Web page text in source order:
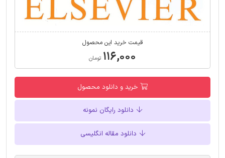
قیمت خرید این محصول
۱۱۶,۰۰۰ تومان
خرید و دانلود محصول
دانلود رایگان نمونه
دانلود مقاله انگلیسی